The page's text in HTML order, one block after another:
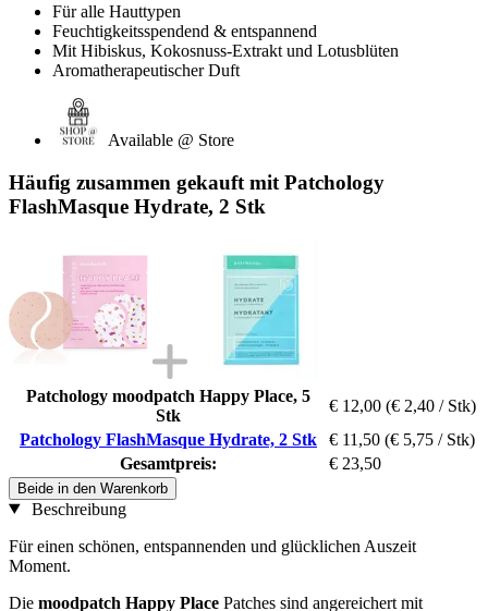
Für alle Hauttypen
Feuchtigkeitsspendend & entspannend
Mit Hibiskus, Kokosnuss-Extrakt und Lotusblüten
Aromatherapeutischer Duft
Available @ Store
Häufig zusammen gekauft mit Patchology
FlashMasque Hydrate, 2 Stk
Patchology moodpatch Happy Place, 5
Stk
€ 12,00 (€ 2,40 / Stk)
Patchology FlashMasque Hydrate, 2 Stk
€ 11,50 (€ 5,75 / Stk)
Gesamtpreis:
€ 23,50
Beide in den Warenkorb
Beschreibung
Für einen schönen, entspannenden und glücklichen Auszeit
Moment.
Die moodpatch Happy Place Patches sind angereichert mit